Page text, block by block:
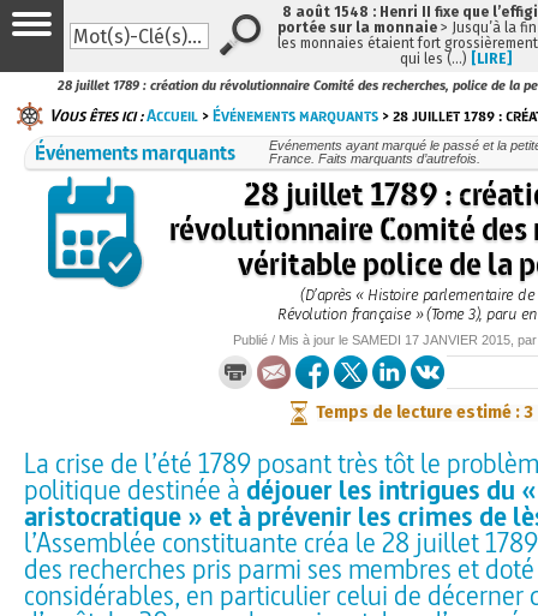
28 juillet 1789 : création du révolutionnaire Comité des recherches, police de la
Vous êtes ici :Accueil >Événements marquants > 28 juillet 1789 :
Événements marquants
Evénements ayant marqué le passé et la
France. Faits marquants d’autrefois.
28 juillet 1789 :
révolutionnaire Comité des
véritable police de la
(D’après « Histoire parlementaire
Révolution française » (Tome 3), paru en
Publié / Mis à jour le SAMEDI 17 JANVIER 2015 ,
Temps de lecture estimé : 3
La crise de l’été 1789 posant très tôt le
politique destinée àdéjouer les intrigues du
aristocratique » et à prévenir les crimes de
l’Assemblée constituante créa le 28 juillet
des recherches pris parmi ses membres et
considérables, en particulier celui de décerner
8 août 1548 : Henri II fixe que
portée sur la monnaie > Jusqu’à la
les monnaies étaient fort
qui les (…) [LIRE]